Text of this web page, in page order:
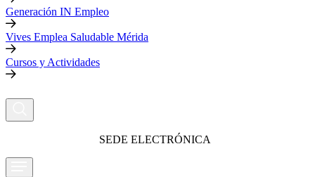
Generación IN Empleo
Vives Emplea Saludable Mérida
Cursos y Actividades
SEDE ELECTRÓNICA